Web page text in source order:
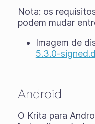
Nota: os
podem mudar
Imagem de
5.3.0-
Android
O Krita para